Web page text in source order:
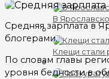
В
Клещи стали
Средняя зарплата в
блогерами.
По словам главы
уровня бедности в